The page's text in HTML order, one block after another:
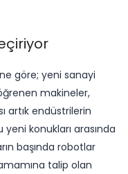
göre; yeni sanayi
makineler,
artık endüstrilerin
yeni konukları arasında
başında robotlar
talip olan